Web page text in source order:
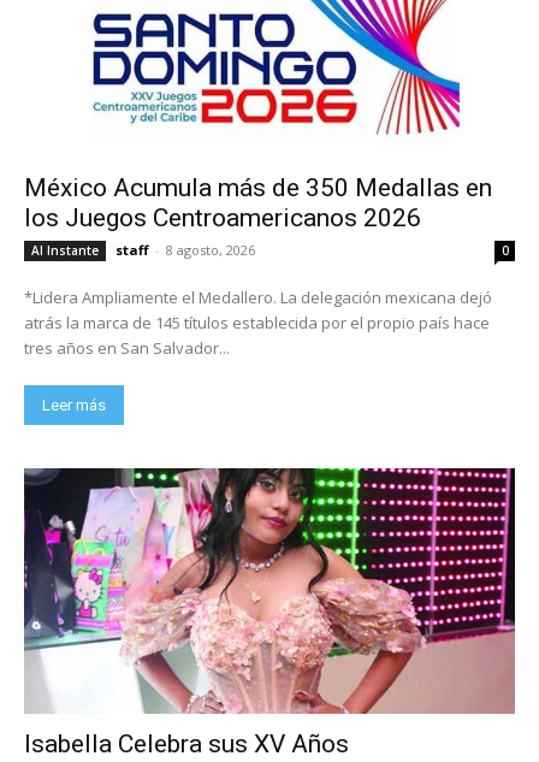
México Acumula más de 350 Medallas en
los Juegos Centroamericanos 2026
Al Instante staff - 8 agosto, 2026 0
*Lidera Ampliamente el Medallero. La delegación mexicana dejó
atrás la marca de 145 títulos establecida por el propio país hace
tres años en San Salvador...
Leer más
Isabella Celebra sus XV Años